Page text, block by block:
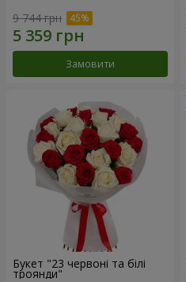
9 744 грн
Замовити
Букет "23 червоні та білі
троянди"